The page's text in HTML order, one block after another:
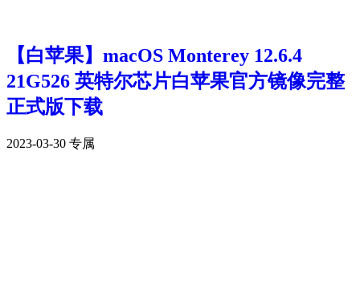
【白苹果】macOS Monterey 12.6.4
21G526 英特尔芯片白苹果官方镜像完整
正式版下载
2023-03-30 专属